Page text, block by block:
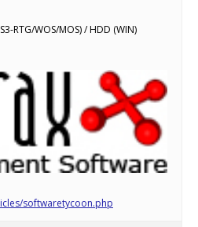
RTG/WOS/MOS) / HDD (WIN)
softwaretycoon.php